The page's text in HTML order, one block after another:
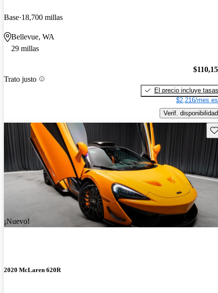
Base 18,700 millas
Bellevue, WA
29 millas
Trato justo
El precio incluye tasas
$2,216/mes
Verif. disponibilidad
¡Nuevo!
2020 McLaren 620R